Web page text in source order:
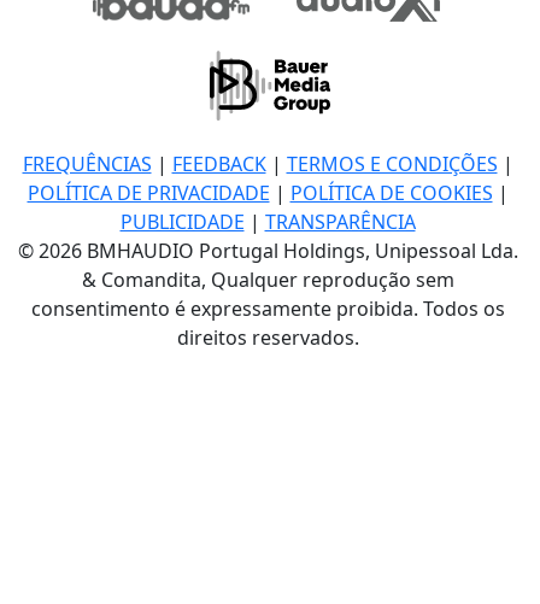
FREQUÊNCIAS | FEEDBACK| TERMOS E CONDIÇÕES |
POLÍTICA DE PRIVACIDADE | POLÍTICA DE COOKIES |
PUBLICIDADE | TRANSPARÊNCIA
© 2026 BMHAUDIO Portugal Holdings, Unipessoal Lda.
& Comandita, Qualquer reprodução sem
consentimento é expressamente proibida. Todos os
direitos reservados.